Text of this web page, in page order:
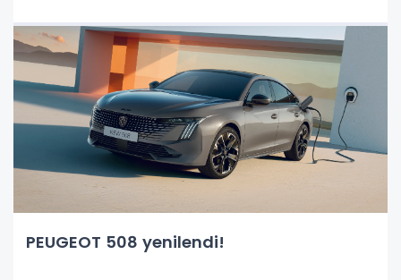
PEUGEOT 508 yenilendi!